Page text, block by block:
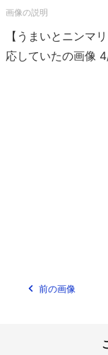
【うまいとニンマ
応していたの画像
前の画像